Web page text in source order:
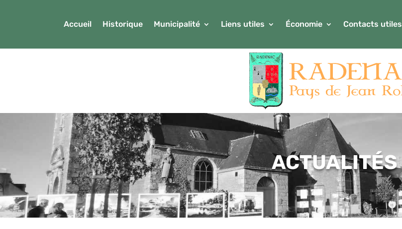
Accueil Historique Municipalité Liens utiles Économie Contacts utiles
ACTUALITÉS